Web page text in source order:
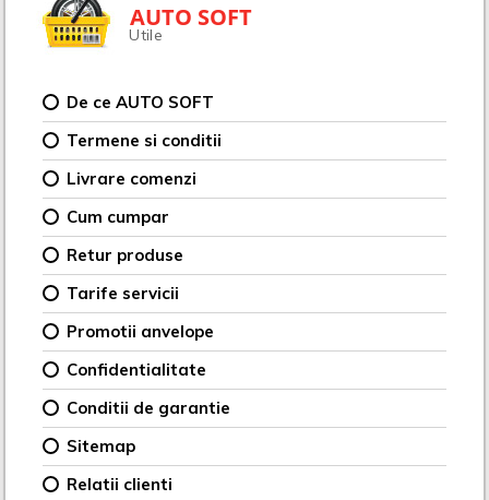
AUTO SOFT
Utile
De ce AUTO SOFT
Termene si conditii
Livrare comenzi
Cum cumpar
Retur produse
Tarife servicii
Promotii anvelope
Confidentialitate
Conditii de garantie
Sitemap
Relatii clienti